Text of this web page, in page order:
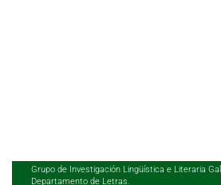
Grupo de Investigación Lingüística e Literaria
Departamento de Letras.